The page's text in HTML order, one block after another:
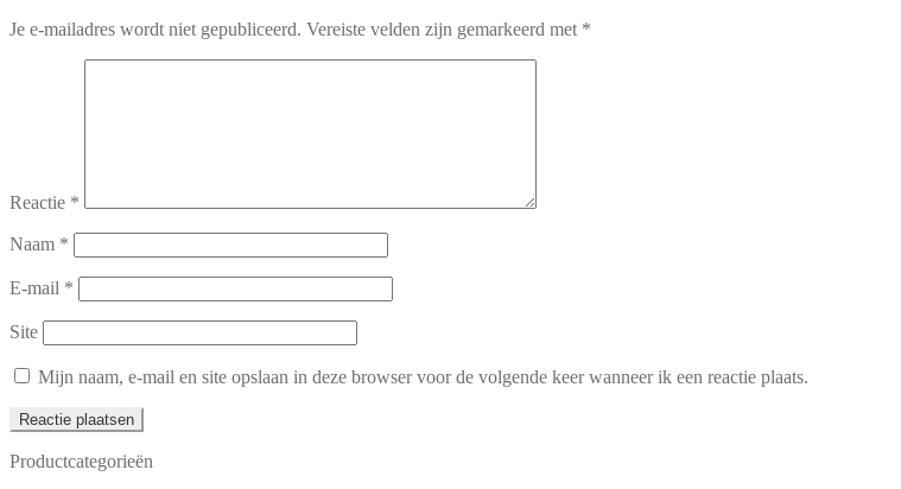
Je e-mailadres wordt niet gepubliceerd. Vereiste velden zijn gemarkeerd met *
Reactie *
Naam *
E-mail *
Site
Mijn naam, e-mail en site opslaan in deze browser voor de volgende keer wanneer ik een reactie plaats.
Productcategorieën